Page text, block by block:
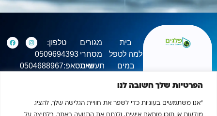
הפרטיות שלך חשובה לנו
"אנו משתמשים בעוגיות כדי לשפר את חוויית הגלישה שלך, להציג
מודעות או תוכן מותאם אישית, ולנתח את התנועה באתר. בלחיצה על
בית
למה לטפל
במים
יצירת קשר
תקנון אתר
מדיניות
מגורים
מסחרי
תעשייתי
טלפון:
0509694393
וואטסאפ:0504688967
18:00 -
09:00